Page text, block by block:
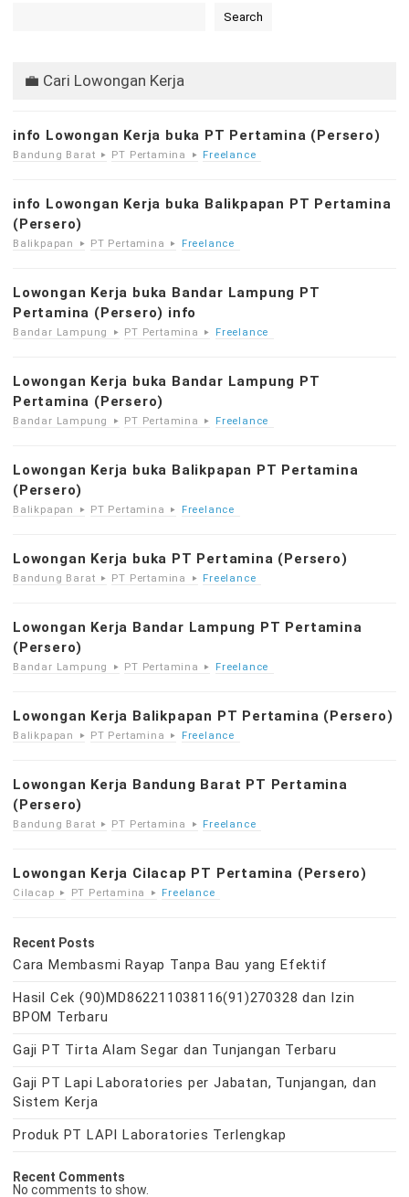
Search
💼 Cari Lowongan Kerja
info Lowongan Kerja buka PT Pertamina (Persero)
Bandung Barat PT Pertamina Freelance
info Lowongan Kerja buka Balikpapan PT Pertamina
(Persero)
Balikpapan PT Pertamina Freelance
Lowongan Kerja buka Bandar Lampung PT
Pertamina (Persero) info
Bandar Lampung PT Pertamina Freelance
Lowongan Kerja buka Bandar Lampung PT
Pertamina (Persero)
Bandar Lampung PT Pertamina Freelance
Lowongan Kerja buka Balikpapan PT Pertamina
(Persero)
Balikpapan PT Pertamina Freelance
Lowongan Kerja buka PT Pertamina (Persero)
Bandung Barat PT Pertamina Freelance
Lowongan Kerja Bandar Lampung PT Pertamina
(Persero)
Bandar Lampung PT Pertamina Freelance
Lowongan Kerja Balikpapan PT Pertamina (Persero)
Balikpapan PT Pertamina Freelance
Lowongan Kerja Bandung Barat PT Pertamina
(Persero)
Bandung Barat PT Pertamina Freelance
Lowongan Kerja Cilacap PT Pertamina (Persero)
Cilacap PT Pertamina Freelance
Recent Posts
Cara Membasmi Rayap Tanpa Bau yang Efektif
Hasil Cek (90)MD862211038116(91)270328 dan Izin
BPOM Terbaru
Gaji PT Tirta Alam Segar dan Tunjangan Terbaru
Gaji PT Lapi Laboratories per Jabatan, Tunjangan, dan
Sistem Kerja
Produk PT LAPI Laboratories Terlengkap
Recent Comments
No comments to show.